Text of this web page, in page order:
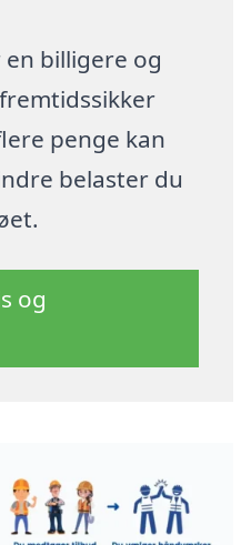
billigere og
penge kan
belaster du
og